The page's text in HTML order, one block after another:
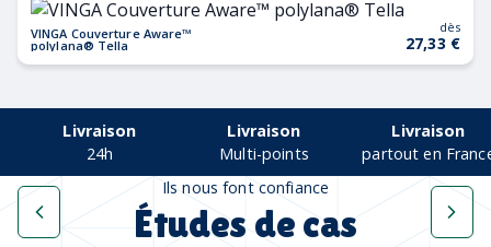
VINGA Couverture Aware™
polylana® Tella
dès
27,33 €
Livraison
24h
Livraison
Multi-points
Livraison
partout en
Ils nous font confiance
Études de cas